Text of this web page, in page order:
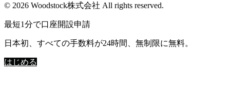
© 2026 Woodstock株式会社 All rights reserved.
最短1分で口座開設申請
日本初、すべての手数料が24時間、無制限に無料。
はじめる